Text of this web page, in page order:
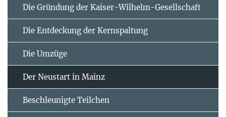
Die Gründung der Kaiser-Wilhelm-Gesellschaft
Die Entdeckung der Kernspaltung
Die Umzüge
Der Neustart in Mainz
Beschleunigte Teilchen